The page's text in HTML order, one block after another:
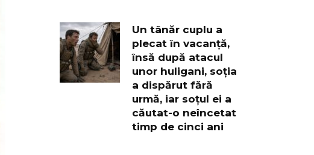
Un tânăr cuplu a
plecat în vacanță,
însă după atacul
unor huligani, soția
a dispărut fără
urmă, iar soțul ei a
căutat-o neîncetat
timp de cinci ani